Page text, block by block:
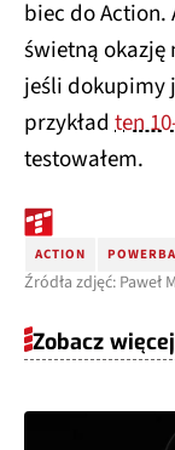
biec do
świetną okazję
jeśli dokupimy
przykład ten
testowałem.
ACTION
Źródła zdjęć:
Zobacz więcej